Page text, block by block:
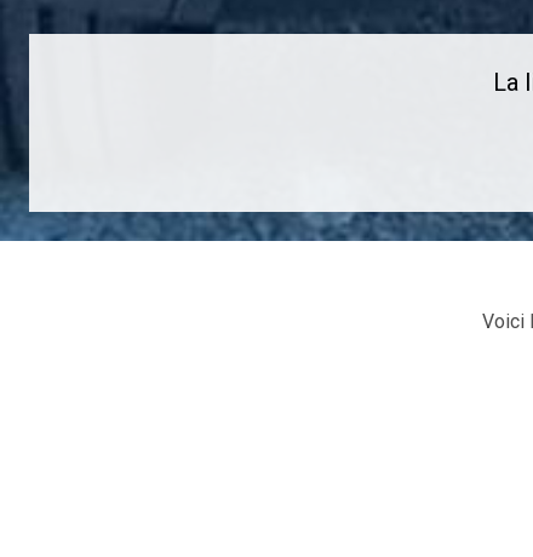
La
Voici